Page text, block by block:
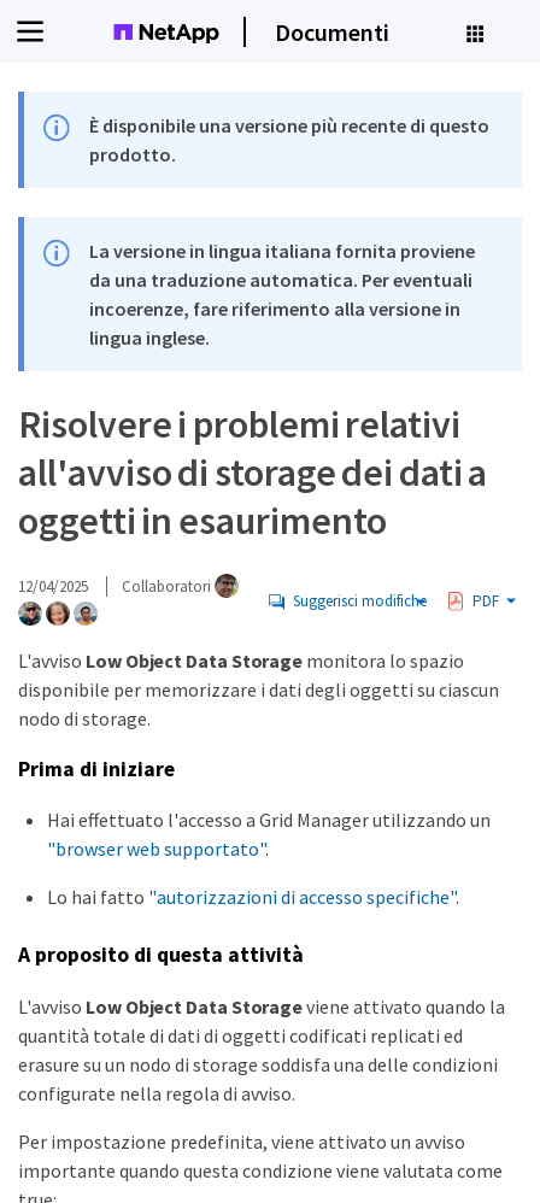
Documenti
È disponibile una versione più recente di questo
prodotto.
La versione in lingua italiana fornita proviene
da una traduzione automatica. Per eventuali
incoerenze, fare riferimento alla versione in
lingua inglese.
Risolvere i problemi relativi
all'avviso di storage dei dati a
oggetti in esaurimento
12/04/2025 Collaboratori
Suggerisci modifiche PDF
L'avviso Low Object Data Storage monitora lo spazio
disponibile per memorizzare i dati degli oggetti su ciascun
nodo di storage.
Prima di iniziare
Hai effettuato l'accesso a Grid Manager utilizzando un
"browser web supportato".
Lo hai fatto "autorizzazioni di accesso specifiche".
A proposito di questa attività
L'avviso Low Object Data Storageviene attivato quando la
quantità totale di dati di oggetti codificati replicati ed
erasure su un nodo di storage soddisfa una delle condizioni
configurate nella regola di avviso.
Per impostazione predefinita, viene attivato un avviso
importante quando questa condizione viene valutata come